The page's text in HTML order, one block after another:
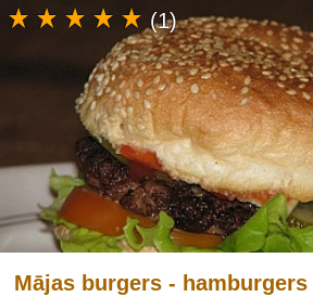
Mājas burgers -
(1)